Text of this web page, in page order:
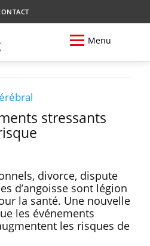
Menu
stressants
divorce, dispute
d’angoisse sont légion
la santé. Une nouvelle
les événements
les risques de